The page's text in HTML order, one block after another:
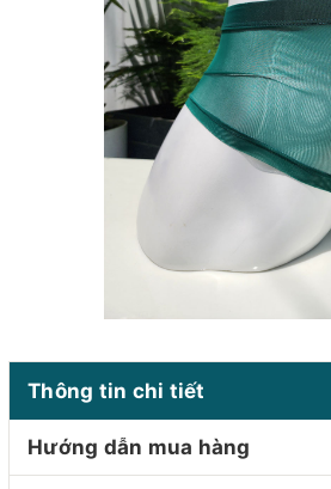
Thông tin chi tiết
Hướng dẫn mua hàng